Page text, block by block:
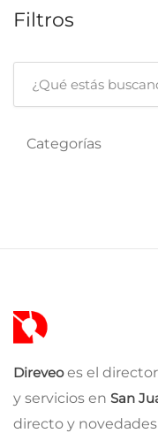
Filtros
Categorías
Direveoes el
y servicios en San
directo y novedades